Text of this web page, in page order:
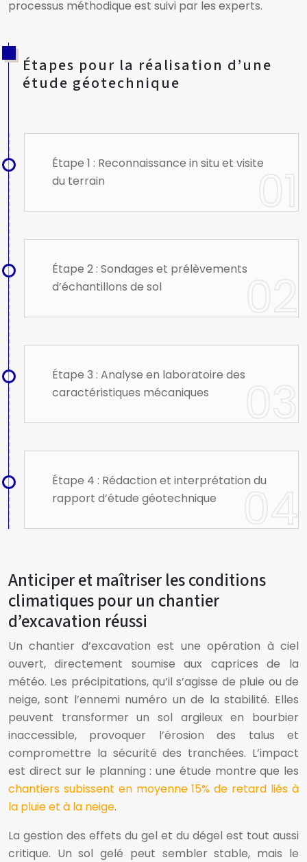
processus méthodique est suivi par les experts.
Étapes pour la réalisation d’une
étude géotechnique
Étape 1 : Reconnaissance in situ et visite
du terrain
Étape 2 : Sondages et prélèvements
d’échantillons de sol
Étape 3 : Analyse en laboratoire des
caractéristiques mécaniques
Étape 4 : Rédaction et interprétation du
rapport d’étude géotechnique
Anticiper et maîtriser les conditions
climatiques pour un chantier
d’excavation réussi
Un chantier d’excavation est une opération à ciel
ouvert, directement soumise aux caprices de la
météo. Les précipitations, qu’il s’agisse de pluie ou de
neige, sont l’ennemi numéro un de la stabilité. Elles
peuvent transformer un sol argileux en bourbier
inaccessible, provoquer l’érosion des talus et
compromettre la sécurité des tranchées. L’impact
est direct sur le planning : une étude montre que les
chantiers subissent en moyenne 15% de retard liés à
la pluie et à la neige.
La gestion des effets du gel et du dégel est tout aussi
critique. Un sol gelé peut sembler stable, mais le